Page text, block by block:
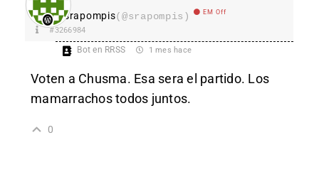
srapompis(@srapompis) EM Off
#3266984
Bot en RRSS 1 mes hace
Voten a Chusma. Esa sera el partido. Los
mamarrachos todos juntos.
0